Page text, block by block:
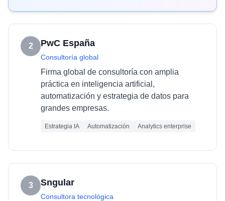
2 PwC España
Consultoría global
Firma global de consultoría con amplia
práctica en inteligencia artificial,
automatización y estrategia de datos para
grandes empresas.
Estrategia IA Automatización Analytics enterprise
3 Sngular
Consultora tecnológica